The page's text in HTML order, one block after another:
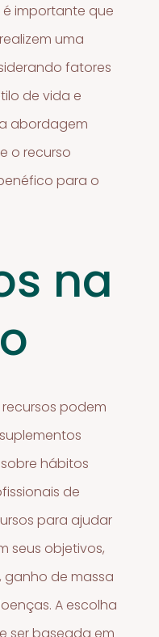
é importante que
uma
fatores
de vida e
abordagem
o recurso
para o
na
podem
hábitos
de
para ajudar
seus objetivos,
ganho de massa
A escolha
ser baseada em